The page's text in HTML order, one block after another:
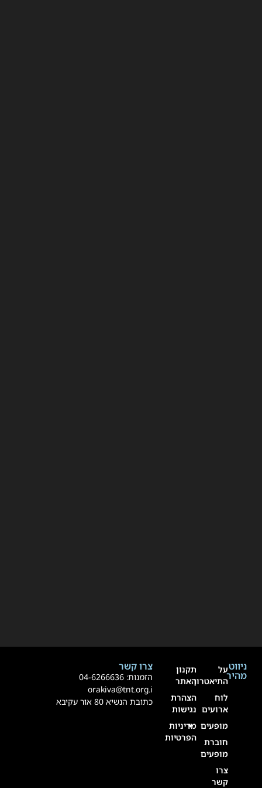
ניווט
מהירעל
התיאטרון
ארועים
מופעים
חוברת
מופעים
קשר
תקנון
האתר
הצהרת
נגישות
מדיניות
הפרטיות
צרו קשר
הזמנות: 04-6266636
orakiva@tnt.org.i
כתובת הנשיא 80 אור עקיבא